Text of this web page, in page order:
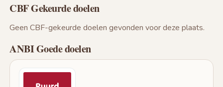
CBF Gekeurde doelen
Geen CBF-gekeurde doelen gevonden voor deze plaats.
ANBI Goede doelen